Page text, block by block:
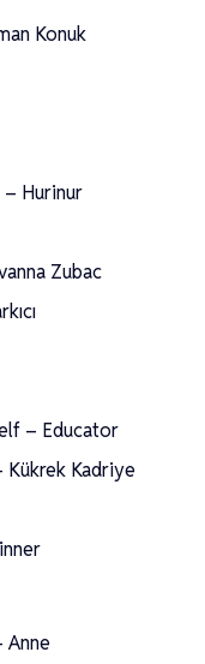
Konuk
– Hurinur
Zubac
– Educator
Kükrek Kadriye
Anne